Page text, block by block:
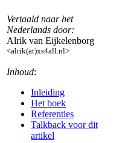
Vertaald naar het
Nederlands door:
Alrik van Eijkelenborg
<alrik(at)xs4all.nl>
Inhoud:
Inleiding
Het boek
Referenties
Talkback voor dit
artikel